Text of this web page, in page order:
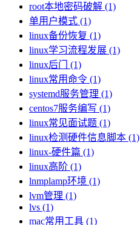
root本地密码破解 (1)
单用户模式 (1)
linux备份恢复 (1)
linux学习流程发展 (1)
linux后门 (1)
linux常用命令 (1)
systemd服务管理 (1)
centos7服务编写 (1)
linux常见面试题 (1)
linux检测硬件信息脚本 (1)
linux-硬件篇 (1)
linux高阶 (1)
lnmplamp环境 (1)
lvm管理 (1)
lvs (1)
mac常用工具 (1)